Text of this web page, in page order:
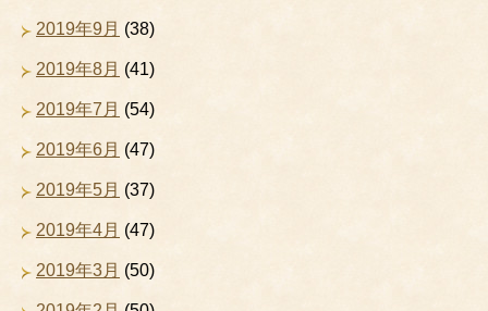
2019年9月 (38)
2019年8月 (41)
2019年7月 (54)
2019年6月 (47)
2019年5月 (37)
2019年4月 (47)
2019年3月 (50)